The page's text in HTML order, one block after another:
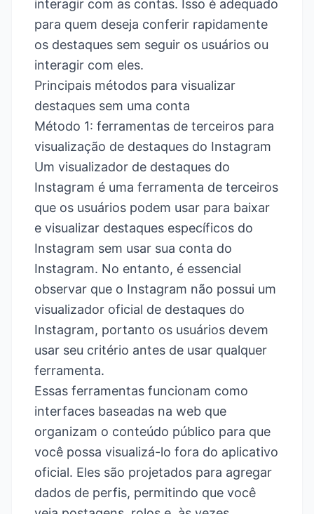
interagir com as contas. Isso é adequado
para quem deseja conferir rapidamente
os destaques sem seguir os usuários ou
interagir com eles.
Principais métodos para visualizar
destaques sem uma conta
Método 1: ferramentas de terceiros para
visualização de destaques do Instagram
Um visualizador de destaques do
Instagram é uma ferramenta de terceiros
que os usuários podem usar para baixar
e visualizar destaques específicos do
Instagram sem usar sua conta do
Instagram. No entanto, é essencial
observar que o Instagram não possui um
visualizador oficial de destaques do
Instagram, portanto os usuários devem
usar seu critério antes de usar qualquer
ferramenta.
Essas ferramentas funcionam como
interfaces baseadas na web que
organizam o conteúdo público para que
você possa visualizá-lo fora do aplicativo
oficial. Eles são projetados para agregar
dados de perfis, permitindo que você